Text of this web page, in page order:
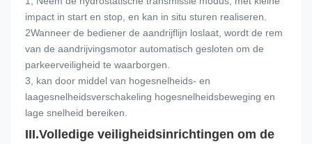
impact in start en stop, en kan in situ sturen realiseren.
2Wanneer de bediener de aandrijflijn loslaat, wordt de rem
van de aandrijvingsmotor automatisch gesloten om de
parkeerveiligheid te waarborgen.
3, kan door middel van hogesnelheids- en
laagesnelheidsverschakeling hogesnelheidsbeweging en
lage snelheid bereiken.
III.Volledige veiligheidsinrichtingen om de